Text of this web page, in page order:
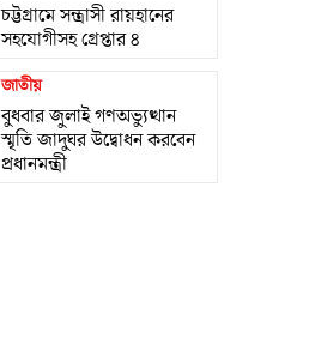
চট্টগ্রামে সন্ত্রাসী রায়হানের
সহযোগীসহ গ্রেপ্তার ৪
জাতীয়
বুধবার জুলাই গণঅভ্যুত্থান
স্মৃতি জাদুঘর উদ্বোধন করবেন
প্রধানমন্ত্রী